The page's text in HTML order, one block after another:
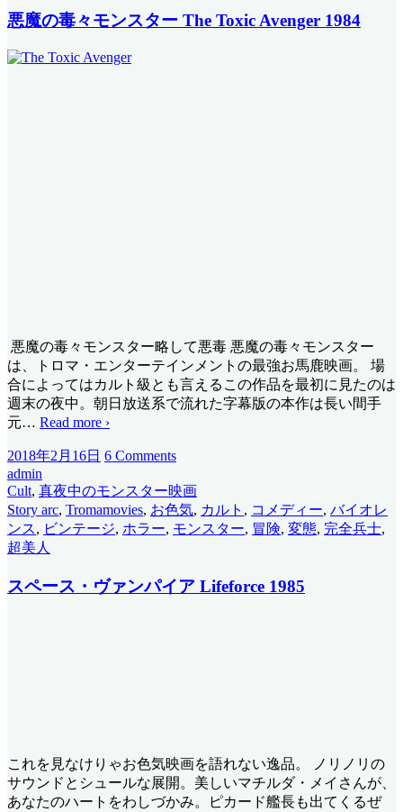
悪魔の毒々モンスター The Toxic Avenger 1984
悪魔の毒々モンスター略して悪毒 悪魔の毒々モンスター
は、トロマ・エンターテインメントの最強お馬鹿映画。 場
合によってはカルト級とも言えるこの作品を最初に見たのは
週末の夜中。朝日放送系で流れた字幕版の本作は長い間手
元… Read more ›
2018年2月16日 6 Comments
admin
Cult, 真夜中のモンスター映画
Story arc, Tromamovies, お色気, カルト , コメディー, バイオレ
ンス, ビンテージ, ホラー, モンスター, 冒険, 変態, 完全兵士,
超美人
スペース・ヴァンパイア Lifeforce 1985
これを見なけりゃお色気映画を語れない逸品。 ノリノリの
サウンドとシュールな展開。美しいマチルダ・メイさんが、
あなたのハートをわしづかみ。ピカード艦長も出てくるぜ